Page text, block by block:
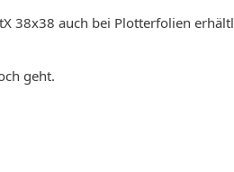
38x38 auch bei Plotterfolien
geht.